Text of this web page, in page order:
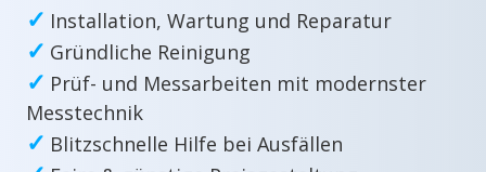
✓ Installation, Wartung und Reparatur
✓ Gründliche Reinigung
✓ Prüf- und Messarbeiten mit modernster
Messtechnik
✓ Blitzschnelle Hilfe bei Ausfällen